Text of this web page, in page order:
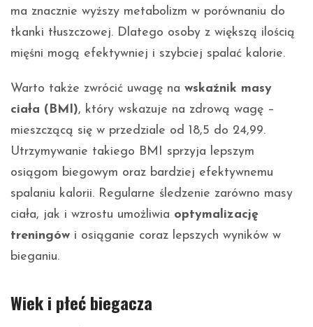
ma znacznie wyższy metabolizm w porównaniu do
tkanki tłuszczowej. Dlatego osoby z większą ilością
mięśni mogą efektywniej i szybciej spalać kalorie.
Warto także zwrócić uwagę na wskaźnik masy
ciała (BMI), który wskazuje na zdrową wagę –
mieszczącą się w przedziale od 18,5 do 24,99.
Utrzymywanie takiego BMI sprzyja lepszym
osiągom biegowym oraz bardziej efektywnemu
spalaniu kalorii. Regularne śledzenie zarówno masy
ciała, jak i wzrostu umożliwia optymalizację
treningów i osiąganie coraz lepszych wyników w
bieganiu.
Wiek i płeć biegacza